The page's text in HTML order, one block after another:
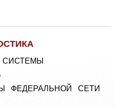
СИСТЕМЫ
ФЕДЕРАЛЬНОЙ СЕТИ